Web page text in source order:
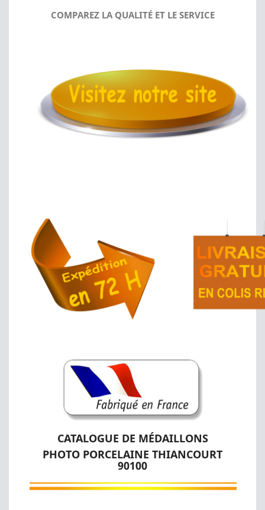
COMPAREZ LA QUALITÉ ET LE SERVICE
CATALOGUE DE MÉDAILLONS
PHOTO PORCELAINE THIANCOURT
90100